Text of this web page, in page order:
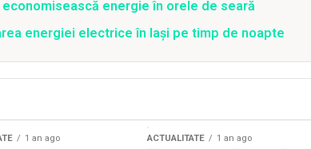
economisească energie în orele de seară
energiei electrice în Iași pe timp de noapte
1 an ago ACTUALITATE 1 an ago